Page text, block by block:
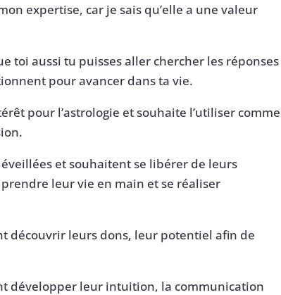
expertise, car je sais qu’elle a une valeur
toi aussi tu puisses aller chercher les réponses
pour avancer dans ta vie.
pour l’astrologie et souhaite l’utiliser comme
et souhaitent se libérer de leurs
leur vie en main et se réaliser
découvrir leurs dons, leur potentiel afin de
développer leur intuition, la communication